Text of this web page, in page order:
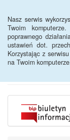
Nasz serwis
Twoim
poprawnego
ustawień dot.
Korzystając z
na Twoim
BIP -